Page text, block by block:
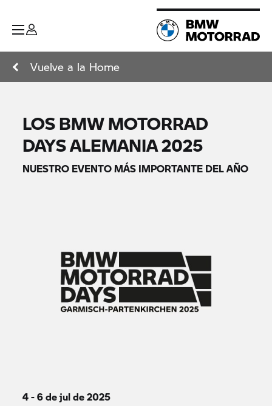
Vuelve a la Home
LOS BMW MOTORRAD
DAYS ALEMANIA 2025
NUESTRO EVENTO MÁS IMPORTANTE DEL AÑO
4 - 6 de jul de 2025